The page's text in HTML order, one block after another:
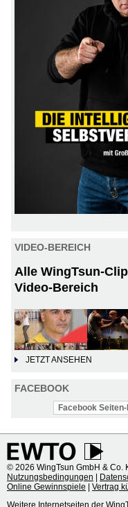
VIDEO-BEREICH
Alle WingTsun-
Video-Bereich
JETZT ANSEHEN
FACEBOOK
Facebook
© 2026 WingTsun GmbH & Co.
Nutzungsbedingungen |
Online Gewinnspiele | Vertrag
Weitere Internetseiten der